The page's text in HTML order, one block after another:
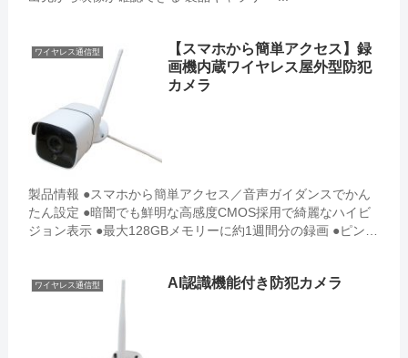
ワイヤレス通信型
【スマホから簡単アクセス】録
画機内蔵ワイヤレス屋外型防犯
カメラ
製品情報 ●スマホから簡単アクセス／音声ガイダンスでかん
たん設定 ●暗闇でも鮮明な高感度CMOS採用で綺麗なハイビ
ジョン表示 ●最大128GBメモリーに約1週間分の録画 ●ピンチ
ワイヤレス通信型 AI認識機能付き防犯カメラ